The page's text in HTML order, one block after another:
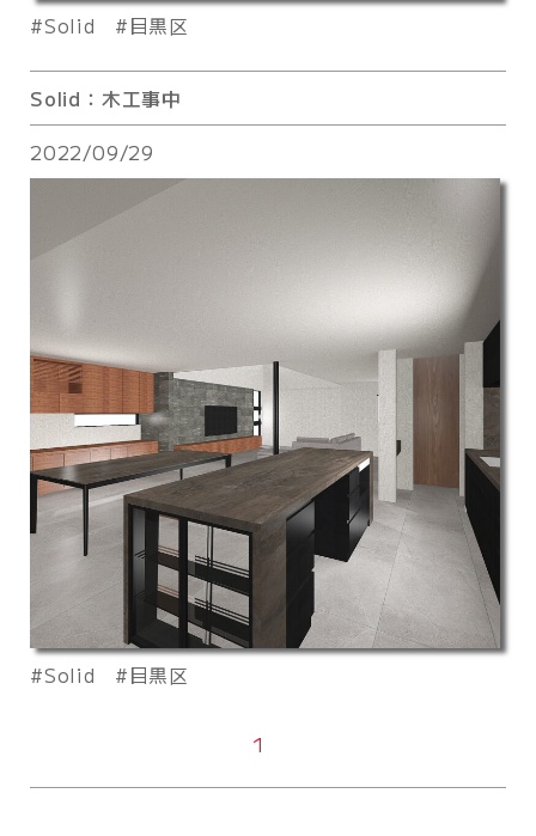
Solid 目黒区
Solid：木工事中
2022/09/29
Solid 目黒区
1